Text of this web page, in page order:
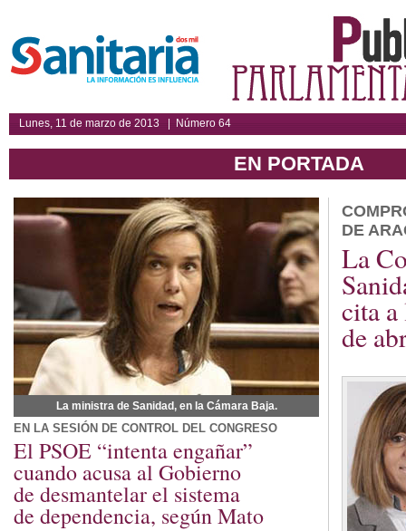
Lunes, 11 de marzo de 2013 | Número 64
EN PORTADA
La ministra de Sanidad, en la Cámara Baja.
EN LA SESIÓN DE CONTROL DEL CONGRESO
El PSOE “intenta engañar”
cuando acusa al Gobierno
de desmantelar el sistema
de dependencia, según Mato
DE
La
cita
de